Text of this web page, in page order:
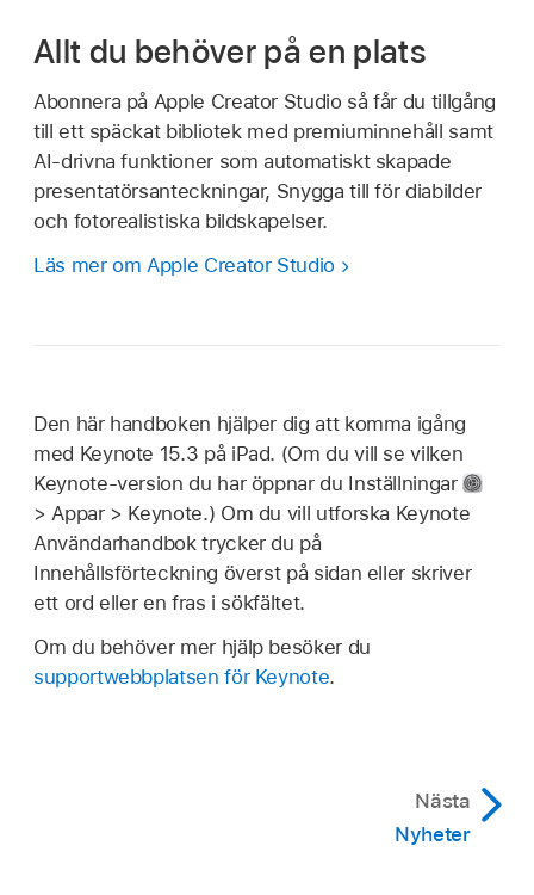
Allt du behöver på en plats
Abonnera på Apple Creator Studio så får du tillgång
till ett späckat bibliotek med premiuminnehåll samt
AI-drivna funktioner som automatiskt skapade
presentatörsanteckningar, Snygga till för diabilder
och fotorealistiska bildskapelser.
Läs mer om Apple Creator Studio
Den här handboken hjälper dig att komma igång
med Keynote 15.3 på iPad. (Om du vill se vilken
Keynote-version du har öppnar du Inställningar
> Appar > Keynote.) Om du vill utforska Keynote
Användarhandbok trycker du på
Innehållsförteckning överst på sidan eller skriver
ett ord eller en fras i sökfältet.
Om du behöver mer hjälp besöker du
supportwebbplatsen för Keynote.
Nästa
Nyheter